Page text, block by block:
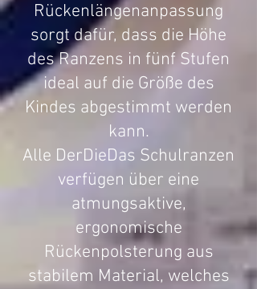
Rückenlängenanpassung
sorgt dafür, dass die Höhe
des Ranzens in fünf Stufen
ideal auf die Größe des
Kindes abgestimmt werden
kann.
Alle DerDieDas Schulranzen
verfügen über eine
atmungsaktive,
ergonomische
Rückenpolsterung aus
stabilem Material, welches